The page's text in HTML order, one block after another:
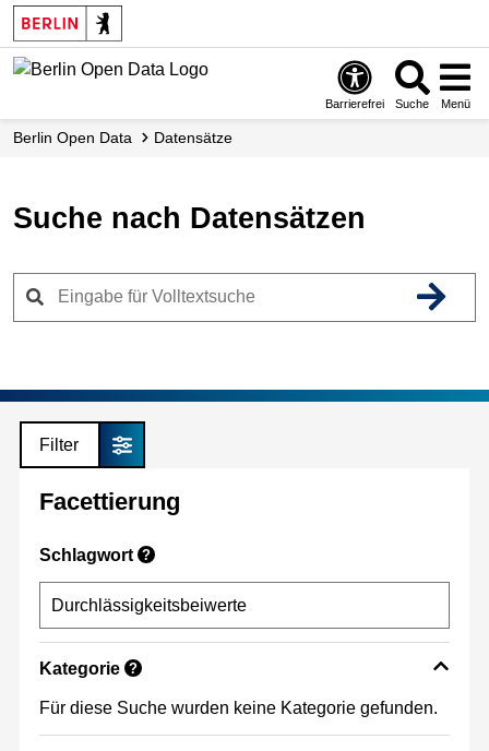
Skip
to
main
Barrierefrei Suche Menü
Berlin Open Data Datensätze
Suche nach Datensätzen
Filter
Facettierung
Schlagwort ?
Kategorie ?
Für diese Suche wurden keine Kategorie gefunden.